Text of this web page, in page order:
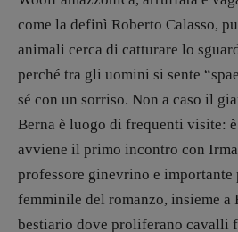
come la definì Roberto Calasso,
animali cerca di catturare lo
perché tra gli uomini si sente
sé con un sorriso. Non a caso il
Berna è luogo di frequenti visite:
avviene il primo incontro con
professore ginevrino e importante
femminile del romanzo, insieme a
bestiario dove proliferano cavalli